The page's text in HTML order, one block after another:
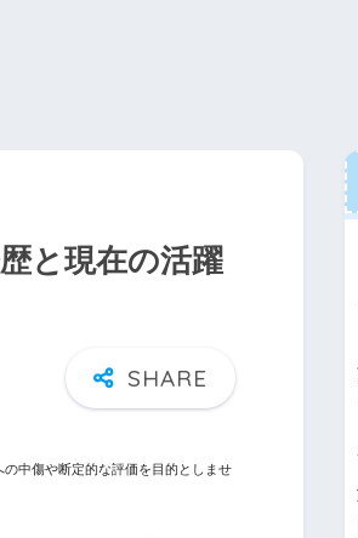
と現在の活躍
中傷や断定的な評価を目的としませ